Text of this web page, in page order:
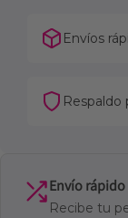
Envíos
Respaldo
Envío rápido
Recibe tu